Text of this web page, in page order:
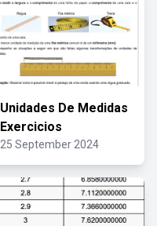
Unidades De Medidas
Exercicios
25 September 2024